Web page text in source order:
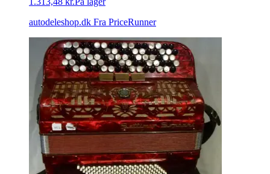
autodeleshop.dk Fra PriceRunner